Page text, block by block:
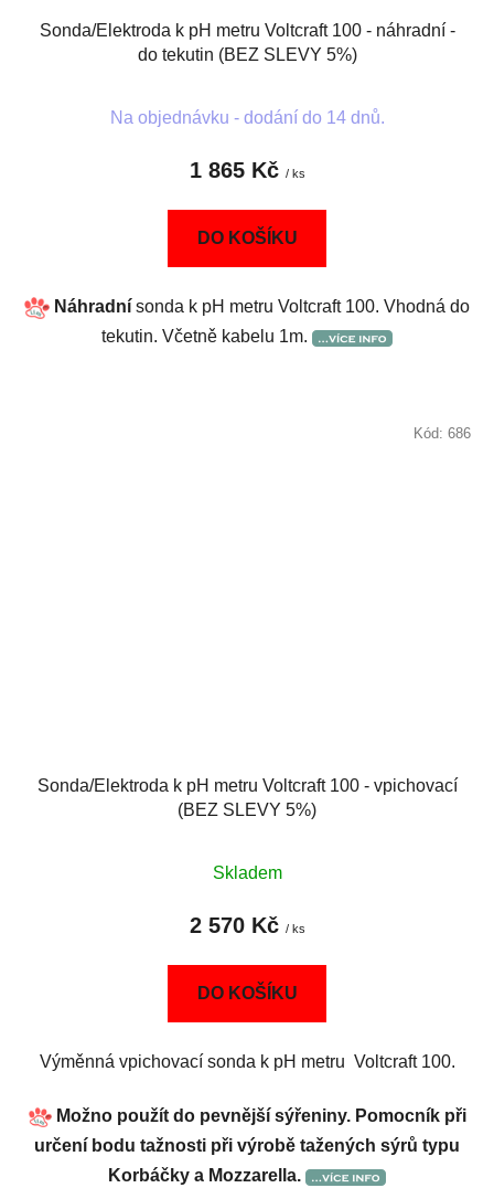
Sonda/Elektroda k pH metru Voltcraft 100 - náhradní -
do tekutin (BEZ SLEVY 5%)
Na objednávku - dodání do 14 dnů.
1 865 Kč / ks
DO KOŠÍKU
Náhradní sonda k pH metru Voltcraft 100. Vhodná do
tekutin. Včetně kabelu 1m.
Sonda/Elektroda k pH metru Voltcraft 100 - vpichovací
(BEZ SLEVY 5%)
Skladem
2 570 Kč / ks
DO KOŠÍKU
Výměnná vpichovací sonda k pH metru Voltcraft 100.
Možno použít do pevnější sýřeniny. Pomocník při
určení bodu tažnosti při výrobě tažených sýrů typu
Korbáčky a Mozzarella.
Kód: 686